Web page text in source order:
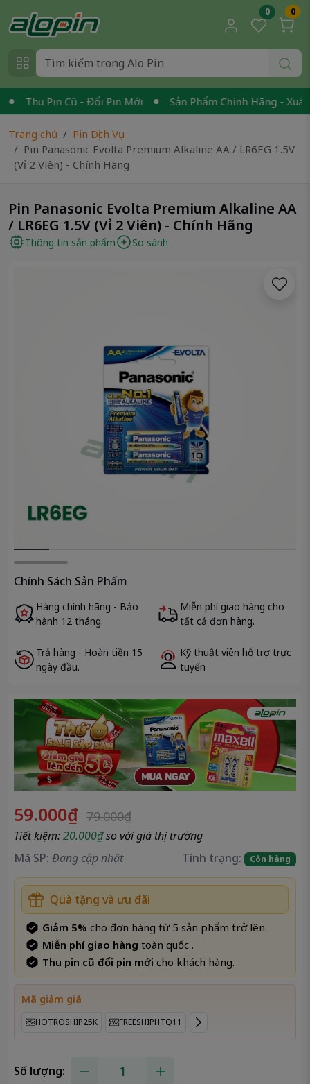
0 0
Thu Pin Cũ - Đổi Pin Mới Sản Phẩm Chính Hãng - Xuất
Trang chủ
Pin Dịch Vụ
Pin Panasonic Evolta Premium Alkaline AA / LR6EG 1.5V
(Vỉ 2 Viên) - Chính Hãng
Pin Panasonic Evolta Premium Alkaline AA
/ LR6EG 1.5V (Vỉ 2 Viên) - Chính Hãng
Thông tin sản phẩm So sánh
Chính Sách Sản Phẩm
Hàng chính hãng - Bảo
hành 12 tháng.
Miễn phí giao hàng cho
tất cả đơn hàng.
Trả hàng - Hoàn tiền 15
ngày đầu.
Kỹ thuật viên hỗ trợ trực
tuyến
59.000₫ 79.000₫
Tiết kiệm:20.000₫so với giá thị trường
Mã SP: Đang cập nhật Tình trạng: Còn hàng
Quà tặng và ưu đãi
Giảm 5% cho đơn hàng từ 5 sản phẩm trở lên.
Miễn phí giao hàng toàn quốc .
Thu pin cũ đổi pin mới cho khách hàng.
Mã giảm giá
HOTROSHIP25K FREESHIPHTQ11
Số lượng: